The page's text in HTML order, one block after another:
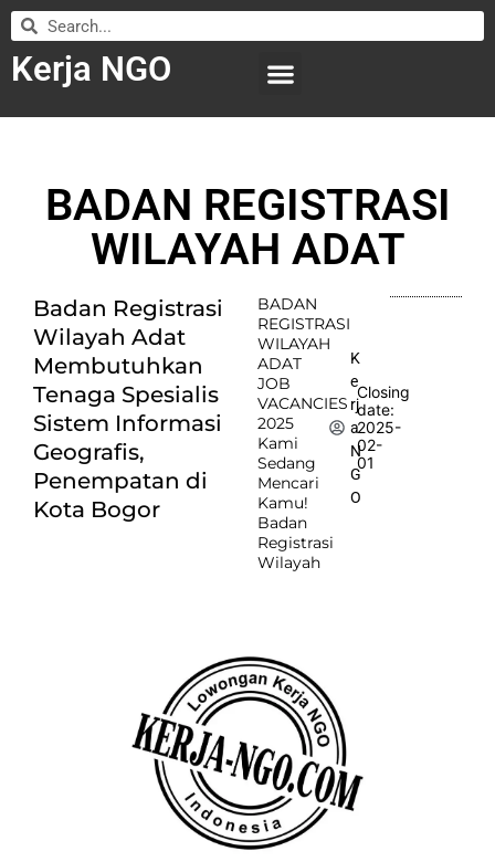
Kerja NGO
BADAN REGISTRASI
WILAYAH ADAT
Badan Registrasi
Wilayah Adat
Membutuhkan
Tenaga Spesialis
Sistem Informasi
Geografis,
Penempatan di
Kota Bogor
BADAN
REGISTRASI
WILAYAH
ADAT
JOB
VACANCIES
2025
Kami
Sedang
Mencari
Kamu!
Badan
Registrasi
Wilayah
K
e
rj
a
N
G
O
Closing
date:
2025-
02-
01